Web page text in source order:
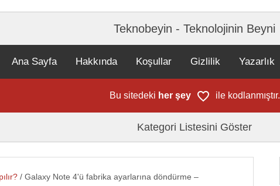
Teknobeyin - Teknolojinin Beyni
Ana Sayfa Hakkında Koşullar Gizlilik Yazarlık
Bu sitedeki her şey ile kodlanmıştır.
Kategori Listesini Göster
/ Galaxy Note 4'ü fabrika ayarlarına döndürme –